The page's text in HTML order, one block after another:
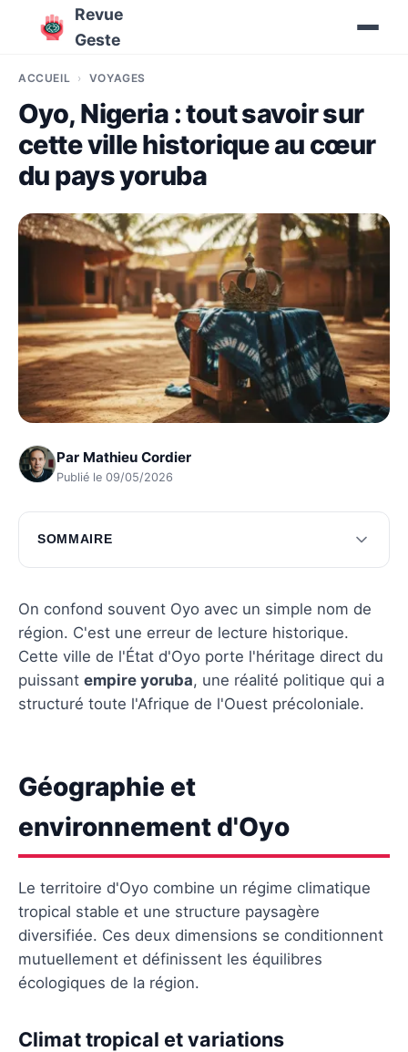
Revue
Geste
ACCUEIL VOYAGES
Oyo, Nigeria : tout savoir sur
cette ville historique au cœur
du pays yoruba
Par Mathieu Cordier
Publié le 09/05/2026
SOMMAIRE
Géographie et environnement d'Oyo
Diversité démographique et vie sociale
Questions fréquentes
On confond souvent Oyo avec un simple nom de
région. C'est une erreur de lecture historique.
Cette ville de l'État d'Oyo porte l'héritage direct du
puissant empire yoruba, une réalité politique qui a
structuré toute l'Afrique de l'Ouest précoloniale.
Géographie et
environnement d'Oyo
Le territoire d'Oyo combine un régime climatique
tropical stable et une structure paysagère
diversifiée. Ces deux dimensions se conditionnent
mutuellement et définissent les équilibres
écologiques de la région.
Climat tropical et variations